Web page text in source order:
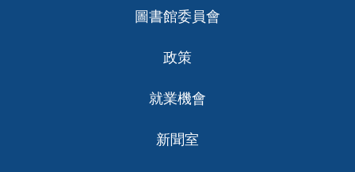
圖書館委員會
政策
就業機會
新聞室